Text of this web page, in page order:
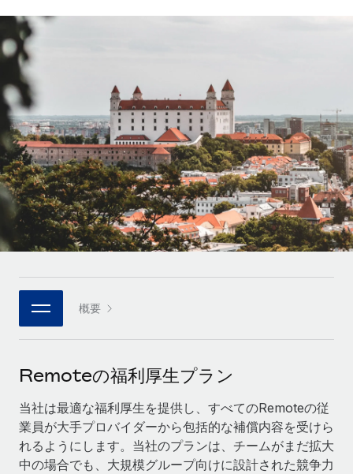
インフラ
Remote統合
人事機能をワークフローにシームレスに統合する
プラットフォーム
チームのための人事の基本機能を内蔵
接続 新しい
当社のMCPを使用して、あらゆるAIツールをRemoteに接続
統合
基本的なビジネスツールを活用して業務プロセスを効率化す
専門家に相談
グローバル人事・コンプライアンスの専門サポート
スタートアップ
成長中の企業向けのアジャイルなグローバルHR・給与処理ソ
リューション
ミッドマーケット
カスタマイズされた人事ソリューションでチームを拡大する
企業
大企業向けのグローバルHR
パートナーに登録
戦略的テクノロジーパートナー
グローバルな人事機能を柔軟に自社プラットフォームへ統合
当社とのパートナーシップの可能性を検討する
Remote Build 近日リリース予定
統合とAI自動化に関するコンサルティング
REMOTEで学習
リサーチおよびガイド
活用事例
HR用語集
チェックリストおよびテンプレート
職務内容ライブラリ
ウェビナー
イベント
ニュースルーム
給与・人材情報
情報センター
サポートを依頼する
English
Nederlands
Français
Deutsch
Español
Italiano
Português (Portugal)
日本語
한국어 概要
Remoteの福利厚生プラン
当社は最適な福利厚生を提供し、すべてのRemoteの従
業員が大手プロバイダーから包括的な補償内容を受けら
れるようにします。当社のプランは、チームがまだ拡大
中の場合でも、大規模グループ向けに設計された競争力